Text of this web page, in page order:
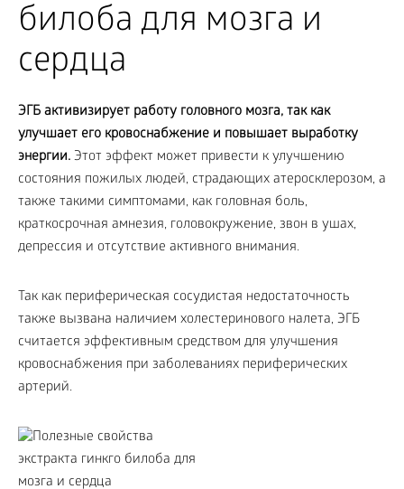
билоба для мозга и
сердца
ЭГБ активизирует работу головного мозга, так как
улучшает его кровоснабжение и повышает выработку
энергии. Этот эффект может привести к улучшению
состояния пожилых людей, страдающих атеросклерозом, а
также такими симптомами, как головная боль,
краткосрочная амнезия, головокружение, звон в ушах,
депрессия и отсутствие активного внимания.
Так как периферическая сосудистая недостаточность
также вызвана наличием холестеринового налета, ЭГБ
считается эффективным средством для улучшения
кровоснабжения при заболеваниях периферических
артерий.